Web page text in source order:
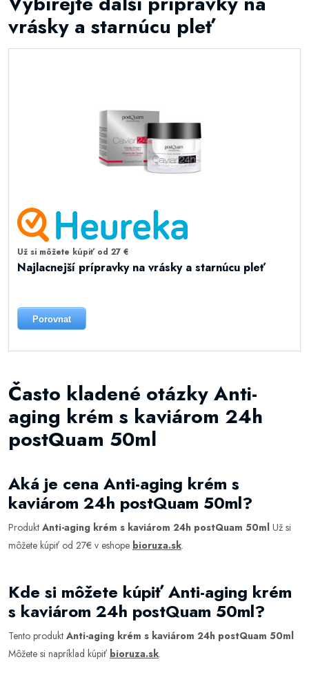
vrásky a starnúcu pleť
Už si môžete kúpiť od 27 €
Najlacnejší prípravky na vrásky a starnúcu pleť
Porovnat
Často kladené otázky Anti-
aging krém s kaviárom 24h
postQuam 50ml
Aká je cena Anti-aging krém s
kaviárom 24h postQuam 50ml?
Produkt Anti-aging krém s kaviárom 24h postQuam 50ml Už si
môžete kúpiť od 27€ v eshope bioruza.sk.
Kde si môžete kúpiť Anti-aging krém
s kaviárom 24h postQuam 50ml?
Tento produkt Anti-aging krém s kaviárom 24h postQuam 50ml
Môžete si napríklad kúpiť bioruza.sk.